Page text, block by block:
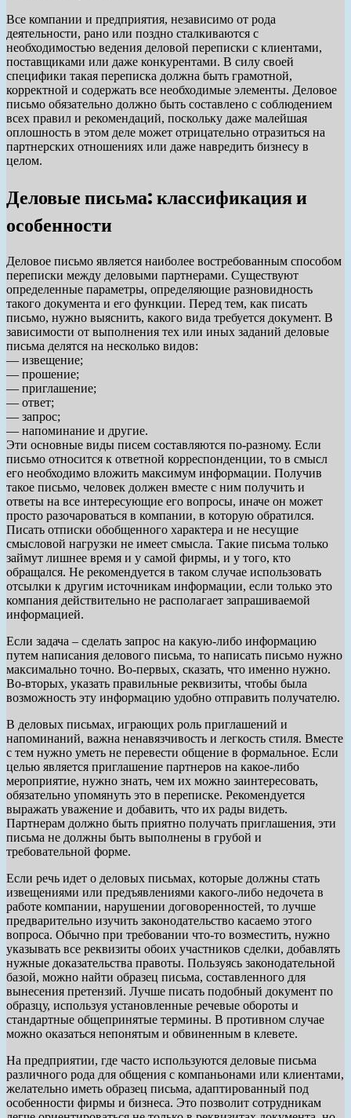
Все компании и предприятия, независимо от рода
деятельности, рано или поздно сталкиваются с
необходимостью ведения деловой переписки с клиентами,
поставщиками или даже конкурентами. В силу своей
специфики такая переписка должна быть грамотной,
корректной и содержать все необходимые элементы. Деловое
письмо обязательно должно быть составлено с соблюдением
всех правил и рекомендаций, поскольку даже малейшая
оплошность в этом деле может отрицательно отразиться на
партнерских отношениях или даже навредить бизнесу в
целом.
Деловые письма: классификация и
особенности
Деловое письмо является наиболее востребованным способом
переписки между деловыми партнерами. Существуют
определенные параметры, определяющие разновидность
такого документа и его функции. Перед тем, как писать
письмо, нужно выяснить, какого вида требуется документ. В
зависимости от выполнения тех или иных заданий деловые
письма делятся на несколько видов:
— извещение;
— прошение;
— приглашение;
— ответ;
— запрос;
— напоминание и другие.
Эти основные виды писем составляются по-разному. Если
письмо относится к ответной корреспонденции, то в смысл
его необходимо вложить максимум информации. Получив
такое письмо, человек должен вместе с ним получить и
ответы на все интересующие его вопросы, иначе он может
просто разочароваться в компании, в которую обратился.
Писать отписки обобщенного характера и не несущие
смысловой нагрузки не имеет смысла. Такие письма только
займут лишнее время и у самой фирмы, и у того, кто
обращался. Не рекомендуется в таком случае использовать
отсылки к другим источникам информации, если только это
компания действительно не располагает запрашиваемой
информацией.
Если задача – сделать запрос на какую-либо информацию
путем написания делового письма, то написать письмо нужно
максимально точно. Во-первых, сказать, что именно нужно.
Во-вторых, указать правильные реквизиты, чтобы была
возможность эту информацию удобно отправить получателю.
В деловых письмах, играющих роль приглашений и
напоминаний, важна ненавязчивость и легкость стиля. Вместе
с тем нужно уметь не перевести общение в формальное. Если
целью является приглашение партнеров на какое-либо
мероприятие, нужно знать, чем их можно заинтересовать,
обязательно упомянуть это в переписке. Рекомендуется
выражать уважение и добавить, что их рады видеть.
Партнерам должно быть приятно получать приглашения, эти
письма не должны быть выполнены в грубой и
требовательной форме.
Если речь идет о деловых письмах, которые должны стать
извещениями или предъявлениями какого-либо недочета в
работе компании, нарушении договоренностей, то лучше
предварительно изучить законодательство касаемо этого
вопроса. Обычно при требовании что-то возместить, нужно
указывать все реквизиты обоих участников сделки, добавлять
нужные доказательства правоты. Пользуясь законодательной
базой, можно найти образец письма, составленного для
вынесения претензий. Лучше писать подобный документ по
образцу, используя установленные речевые обороты и
стандартные общепринятые термины. В противном случае
можно оказаться непонятым и обвиненным в клевете.
На предприятии, где часто используются деловые письма
различного рода для общения с компаньонами или клиентами,
желательно иметь образец письма, адаптированный под
особенности фирмы и бизнеса. Это позволит сотрудникам